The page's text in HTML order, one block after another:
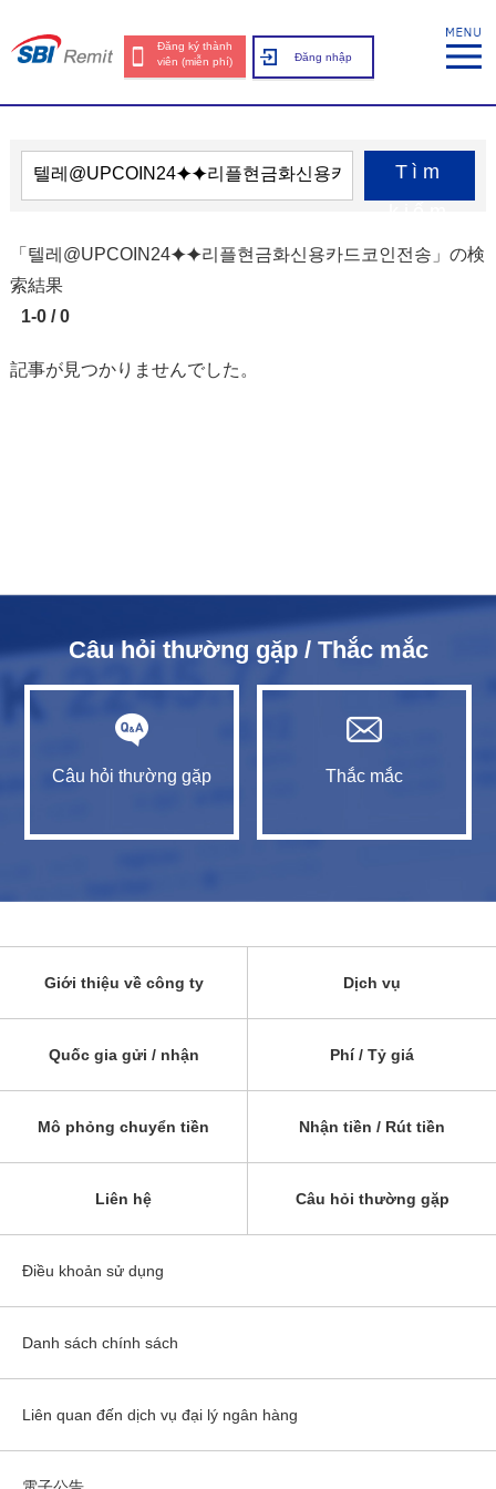
Đăng ký thành
viên (miễn phí)
Đăng nhập
Tìm
「텔레@UPCOIN24⯌⯌리플현금화신용카드코인전송」の検
索結果
1-0 / 0
記事が見つかりませんでした。
Câu hỏi thường gặp / Thắc mắc
Câu hỏi thường gặp Thắc mắc
Giới thiệu về công ty Dịch vụ
Quốc gia gửi / nhận Phí / Tỷ giá
Mô phỏng chuyển tiền Nhận tiền / Rút tiền
Liên hệ Câu hỏi thường gặp
Điều khoản sử dụng
Danh sách chính sách
Liên quan đến dịch vụ đại lý ngân hàng